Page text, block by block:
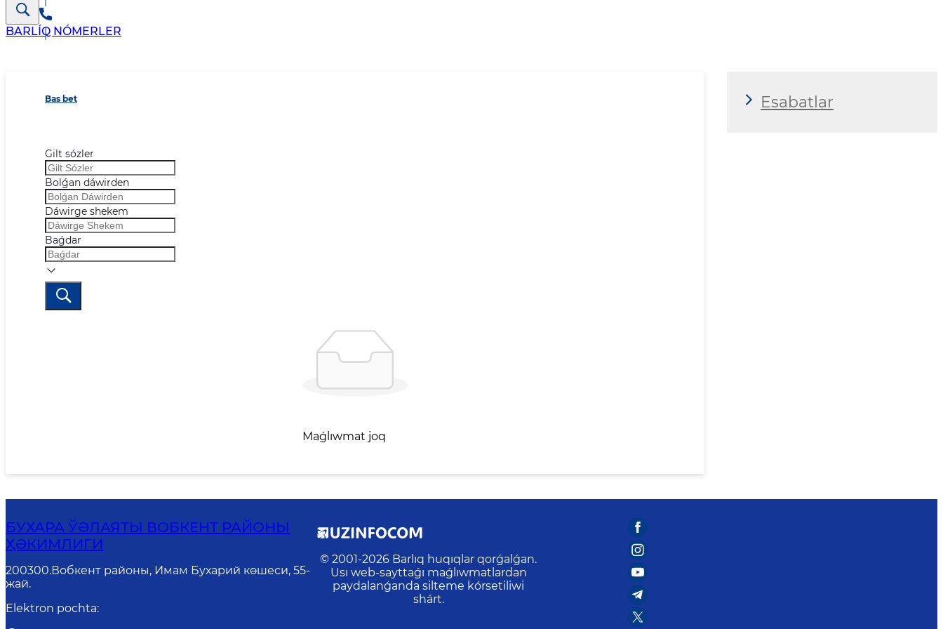
BARLÍQ NÓMERLER
Bas bet
Gilt sózler
Bolǵan dáwirden
Dáwirge shekem
Baǵdar
Maǵlıwmat joq
Esabatlar
БУХАРА ЎӘЛАЯТЫ ВОБКЕНТ РАЙОНЫ
ҲӘКИМЛИГИ
200300.Вобкент районы, Имам Бухарий көшеси, 55-
жай.
Elektron pochta:
© 2001-2026 Barlıq huqıqlar qorǵalǵan.
Usı web-sayttaǵı maǵlıwmatlardan
paydalanǵanda silteme kórsetiliwi
shárt.